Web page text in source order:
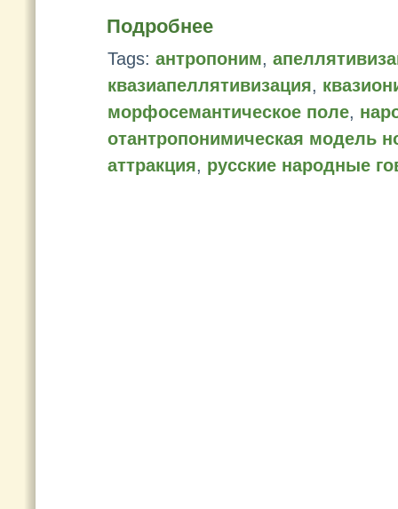
Подробнее
Tags: антропоним,
квазиапеллятивизация,
морфосемантическое поле,
отантропонимическая модель
аттракция, русские народные